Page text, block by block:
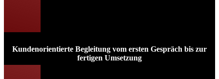
Kundenorientierte Begleitung vom ersten Gespräch bis zur
fertigen Umsetzung